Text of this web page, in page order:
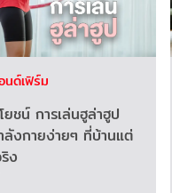
ด์เฟิร์ม
ยชน์ การเล่นฮูล่าฮูป
ลังกายง่ายๆ ที่บ้านแต่
ง